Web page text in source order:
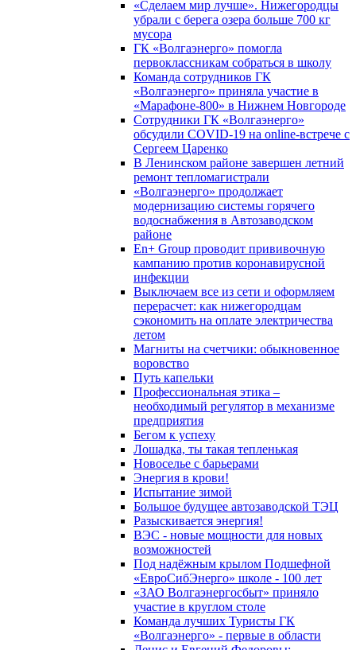
«Сделаем мир лучше». Нижегородцы
убрали с берега озера больше 700 кг
мусора
ГК «Волгаэнерго» помогла
первоклассникам собраться в школу
Команда сотрудников ГК
«Волгаэнерго» приняла участие в
«Марафоне-800» в Нижнем Новгороде
Сотрудники ГК «Волгаэнерго»
обсудили COVID-19 на online-встрече с
Сергеем Царенко
В Ленинском районе завершен летний
ремонт тепломагистрали
«Волгаэнерго» продолжает
модернизацию системы горячего
водоснабжения в Автозаводском
районе
En+ Group проводит прививочную
кампанию против коронавирусной
инфекции
Выключаем все из сети и оформляем
перерасчет: как нижегородцам
сэкономить на оплате электричества
летом
Магниты на счетчики: обыкновенное
воровство
Путь капельки
Профессиональная этика –
необходимый регулятор в механизме
предприятия
Бегом к успеху
Лошадка, ты такая тепленькая
Новоселье с барьерами
Энергия в крови!
Испытание зимой
Большое будущее автозаводской ТЭЦ
Разыскивается энергия!
ВЭС - новые мощности для новых
возможностей
Под надёжным крылом Подшефной
«ЕвроСибЭнерго» школе - 100 лет
«ЗАО Волгаэнергосбыт» приняло
участие в круглом столе
Команда лучших Туристы ГК
«Волгаэнерго» - первые в области